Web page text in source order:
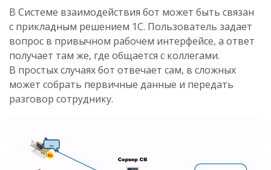
В Системе взаимодействия бот может быть связан
с прикладным решением 1С. Пользователь задает
вопрос в привычном рабочем интерфейсе, а ответ
получает там же, где общается с коллегами.
В простых случаях бот отвечает сам, в сложных
может собрать первичные данные и передать
разговор сотруднику.